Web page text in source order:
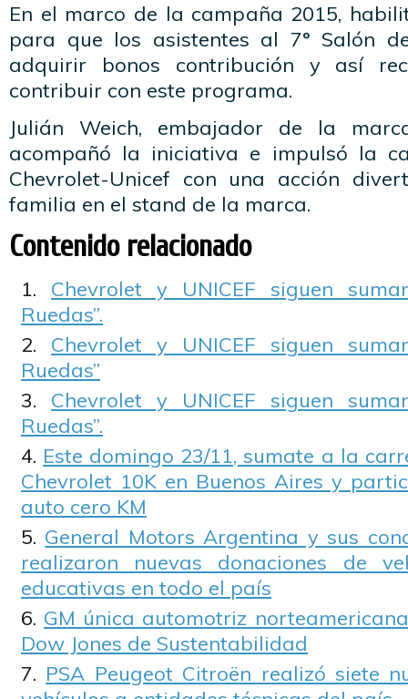
En el marco de la campaña 2015,
para que los asistentes al 7° Salón
adquirir bonos contribución y así
contribuir con este programa.
Julián Weich, embajador de la
acompañó la iniciativa e impulsó la
Chevrolet-Unicef con una acción
familia en el stand de la marca.
Contenido relacionado
Chevrolet y UNICEF siguen
Ruedas”.
Chevrolet y UNICEF siguen
Ruedas”
Chevrolet y UNICEF siguen
Ruedas”.
Este domingo 23/11, sumate a la
Chevrolet 10K en Buenos Aires y
auto cero KM
General Motors Argentina y sus
realizaron nuevas donaciones de
educativas en todo el país
GM única automotriz
Dow Jones de Sustentabilidad
PSA Peugeot Citroën realizó siete